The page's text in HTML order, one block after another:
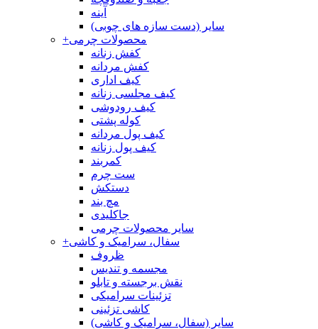
آینه
سایر (دست سازه های چوبی)
+محصولات چرمی
کفش زنانه
کفش مردانه
کیف اداری
کیف مجلسی زنانه
کیف رودوشی
کوله پشتی
کیف پول مردانه
کیف پول زنانه
کمربند
ست چرم
دستکش
مچ بند
جاکلیدی
سایر محصولات چرمی
+سفال، سرامیک و کاشی
ظروف
مجسمه و تندیس
نقش برجسته و تابلو
تزئینات سرامیکی
کاشی تزئینی
سایر (سفال، سرامیک و کاشی)